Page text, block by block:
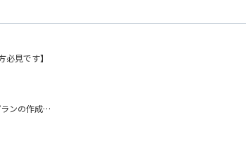
必見です】
ンの作成